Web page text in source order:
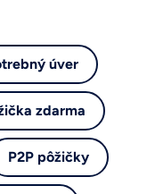
úver
zdarma
P2P pôžičky